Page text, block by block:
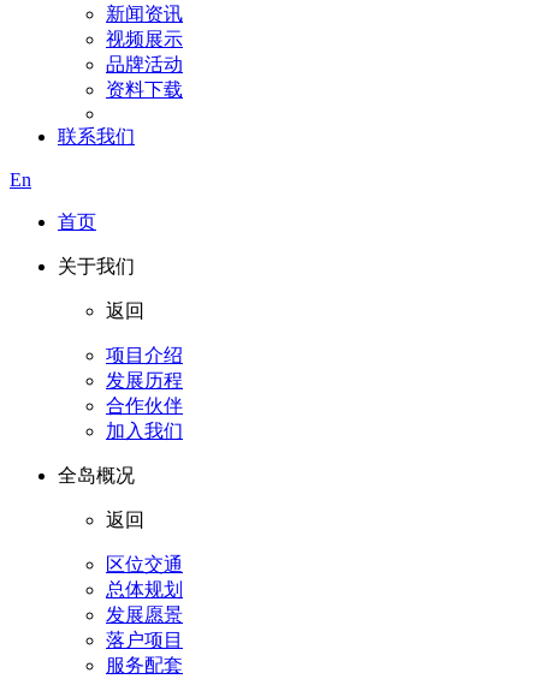
新闻资讯
视频展示
品牌活动
资料下载
联系我们
En
首页
关于我们
返回
项目介绍
发展历程
合作伙伴
加入我们
全岛概况
返回
区位交通
总体规划
发展愿景
落户项目
服务配套